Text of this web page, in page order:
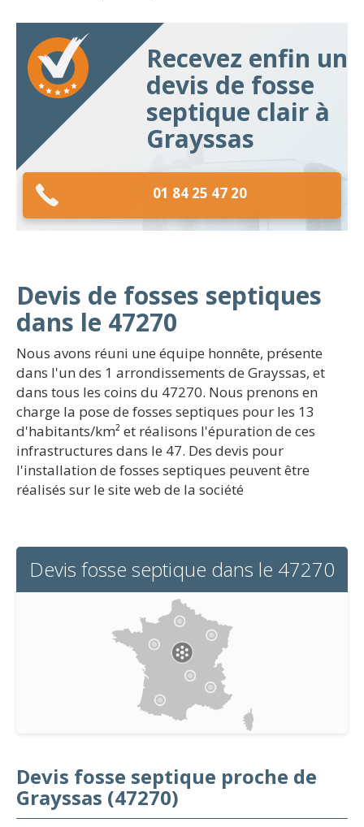
Recevez enfin un
devis de fosse
septique clair à
Grayssas
01 84 25 47 20
Devis de fosses septiques
dans le 47270
Nous avons réuni une équipe honnête, présente
dans l'un des 1 arrondissements de Grayssas, et
dans tous les coins du 47270. Nous prenons en
charge la pose de fosses septiques pour les 13
d'habitants/km² et réalisons l'épuration de ces
infrastructures dans le 47. Des devis pour
l'installation de fosses septiques peuvent être
réalisés sur le site web de la société
Devis fosse septique dans le 47270
Devis fosse septique proche de
Grayssas (47270)